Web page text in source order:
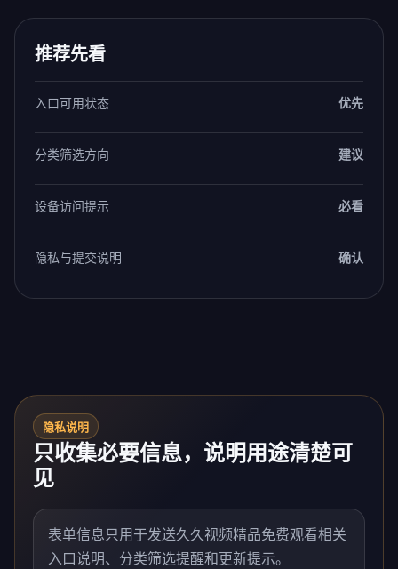
推荐先看
入口可用状态 优先
分类筛选方向 建议
设备访问提示 必看
隐私与提交说明 确认
隐私说明
只收集必要信息，说明用途清楚可
见
表单信息只用于发送久久视频精品免费观看相关
入口说明、分类筛选提醒和更新提示。